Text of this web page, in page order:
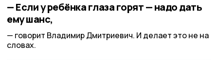
— Если у ребёнка глаза горят — надо дать
ему шанс,
говорит Владимир Дмитриевич. И делает это не на
словах.